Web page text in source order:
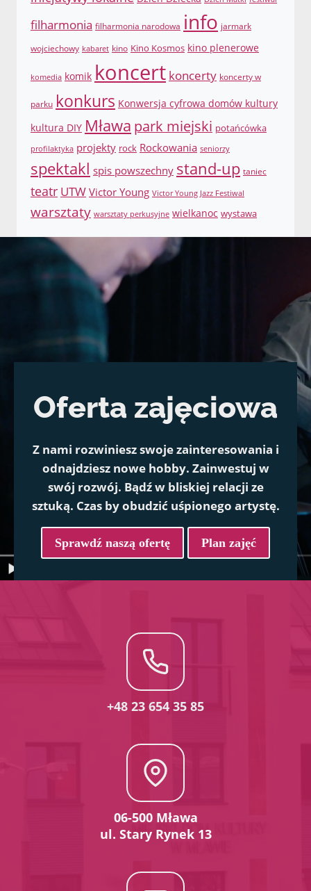
filharmonia filharmonia narodowa info jarmark
wojciechowy kabaret kino Kino Kosmos kino plenerowe
komedia komik koncert koncerty koncerty w
parku konkurs Konwersja cyfrowa domów kultury
kultura DIY Mława park miejski potańcówka
profilaktyka projekty rock Rockowania seniorzy
spektakl spis powszechny stand-up taniec
teatr UTW Victor Young Victor Young Jazz Festiwal
warsztaty warsztaty perkusyjne wielkanoc wystawa
Oferta zajęciowa
Z nami rozwiniesz swoje zainteresowania i
odnajdziesz nowe hobby. Zainwestuj w
swój rozwój. Bądź w bliskiej relacji ze
sztuką. Czas by obudzić uśpionego artystę.
Sprawdź naszą ofertę Plan zajęć
+48 23 654 35 85
06-500 Mława
ul. Stary Rynek 13